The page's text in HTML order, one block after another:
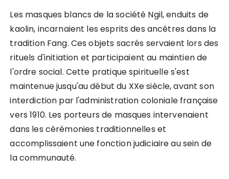
Les masques blancs de la société Ngil, enduits de
kaolin, incarnaient les esprits des ancêtres dans la
tradition Fang. Ces objets sacrés servaient lors des
rituels d'initiation et participaient au maintien de
l'ordre social. Cette pratique spirituelle s'est
maintenue jusqu'au début du XXe siècle, avant son
interdiction par l'administration coloniale française
vers 1910. Les porteurs de masques intervenaient
dans les cérémonies traditionnelles et
accomplissaient une fonction judiciaire au sein de
la communauté.